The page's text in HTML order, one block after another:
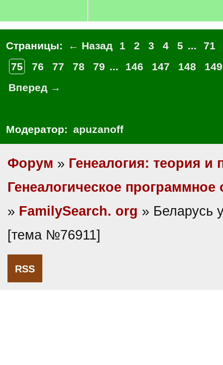
Страницы: ← Назад 1 2 3 4 5 ...
71
75
76 77 78 79 ... 146 147 148
149
Вперед →
Модератор: apuzanoff
Форум » Генеалогия: теория и
Генеалогическое программное
» FamilySearch. org » Беларусь
[тема №76911]
RSS